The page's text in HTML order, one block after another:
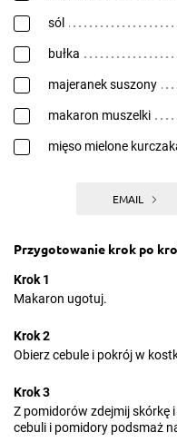
sól
bułka
majeranek suszony
makaron muszelki
mięso mielone
EMAIL
Przygotowanie krok po
Krok 1
Makaron ugotuj.
Krok 2
Obierz cebule i pokrój w
Krok 3
Z pomidorów zdejmij skórkę
cebuli i pomidory podsmaż